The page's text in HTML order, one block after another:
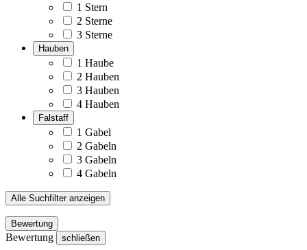
1 Stern
2 Sterne
3 Sterne
Hauben
1 Haube
2 Hauben
3 Hauben
4 Hauben
Falstaff
1 Gabel
2 Gabeln
3 Gabeln
4 Gabeln
Alle Suchfilter anzeigen
Bewertung
Bewertung schließen